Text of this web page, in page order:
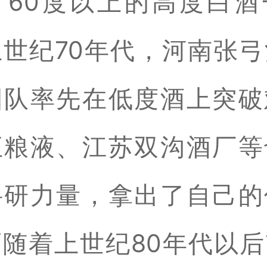
纪70年代，河南张
率先在低度酒上突
液、江苏双沟酒厂
力量，拿出了自己
着上世纪80年代以